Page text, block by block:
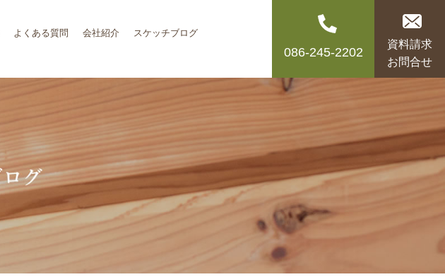
よくある質問 会社紹介 スケッチブログ
086-245-2202
資料請求
お問合せ